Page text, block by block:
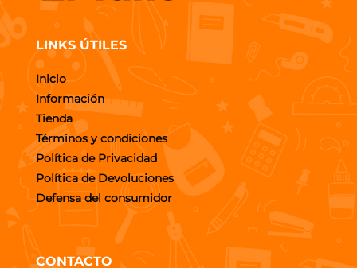
LINKS ÚTILES
Inicio
Información
Tienda
Términos y condiciones
Política de Privacidad
Política de Devoluciones
Defensa del consumidor
CONTACTO